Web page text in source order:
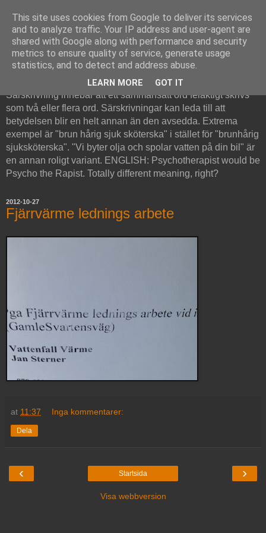
Särskrivning
Särskrivning innebär att ett sammansatt ord felaktigt skrivs
som två eller flera ord. Särskrivningar kan leda till att
betydelsen blir en helt annan än den avsedda. Extrema
exempel är "brun hårig sjuk sköterska" i stället för "brunhårig
sjuksköterska". "Vi byter olja och spolar vatten på din bil" är
en annan roligt variant. ENGLISH: Psychotherapist would be
Psycho the Rapist. Totally different meaning, right?
2012-10-27
Fjärrvärme lednings arbete
at 11:37 Inga kommentarer:
Dela
‹ ›
Startsida
Visa webbversion
This site uses cookies from Google to deliver its services
and to analyze traffic. Your IP address and user-agent are
shared with Google along with performance and security
metrics to ensure quality of service, generate usage
statistics, and to detect and address abuse.
LEARN MORE GOT IT